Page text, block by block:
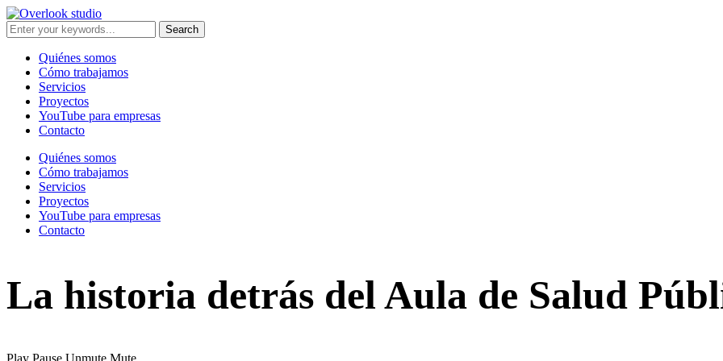
Quiénes somos
Cómo trabajamos
Servicios
Proyectos
YouTube para empresas
Contacto
Quiénes somos
Cómo trabajamos
Servicios
Proyectos
YouTube para empresas
Contacto
La historia detrás del Aula de Salud
Play Pause Unmute Mute